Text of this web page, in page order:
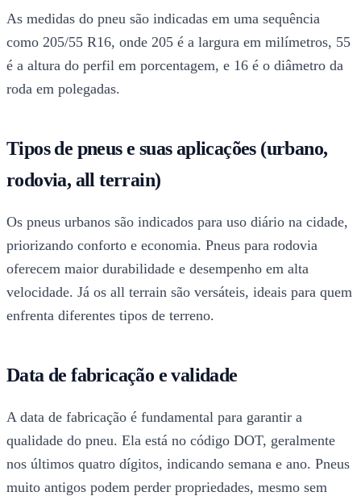
As medidas do pneu são indicadas em uma sequência
como 205/55 R16, onde 205 é a largura em milímetros, 55
é a altura do perfil em porcentagem, e 16 é o diâmetro da
roda em polegadas.
Tipos de pneus e suas aplicações (urbano,
rodovia, all terrain)
Os pneus urbanos são indicados para uso diário na cidade,
priorizando conforto e economia. Pneus para rodovia
oferecem maior durabilidade e desempenho em alta
velocidade. Já os all terrain são versáteis, ideais para quem
enfrenta diferentes tipos de terreno.
Data de fabricação e validade
A data de fabricação é fundamental para garantir a
qualidade do pneu. Ela está no código DOT, geralmente
nos últimos quatro dígitos, indicando semana e ano. Pneus
muito antigos podem perder propriedades, mesmo sem